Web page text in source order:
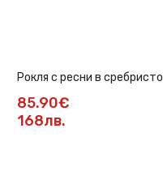
Рокля с ресни в сребристо
85.90€
168лв.